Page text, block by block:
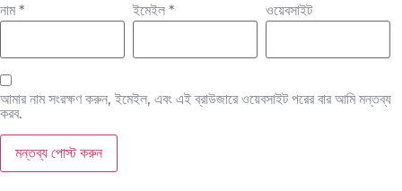
নাম* ইমেইল * ওয়েবসাইট
আমার নাম সংরক্ষণ করুন, ইমেইল, এবং এই ব্রাউজারে ওয়েবসাইট পরের বার আমি মন্তব্য
করব.